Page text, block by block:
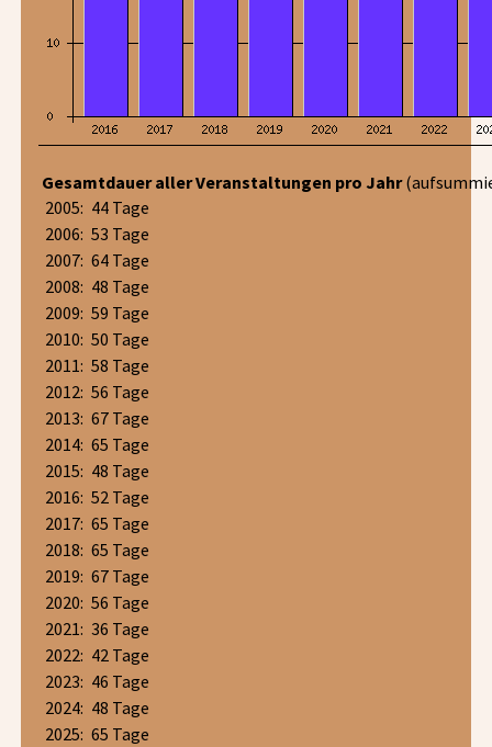
Gesamtdauer aller Veranstaltungen pro Jahr
2005: 44 Tage
2006: 53 Tage
2007: 64 Tage
2008: 48 Tage
2009: 59 Tage
2010: 50 Tage
2011: 58 Tage
2012: 56 Tage
2013: 67 Tage
2014: 65 Tage
2015: 48 Tage
2016: 52 Tage
2017: 65 Tage
2018: 65 Tage
2019: 67 Tage
2020: 56 Tage
2021: 36 Tage
2022: 42 Tage
2023: 46 Tage
2024: 48 Tage
2025: 65 Tage